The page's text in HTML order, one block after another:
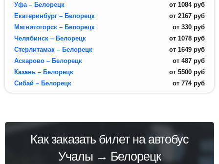
Уфа – Белорецк от 1084 руб
Екатеринбург – Белорецк
от 2167 руб
Магнитогорск – Белорецк
от 330 руб
Челябинск – Белорецк
от 1078 руб
Стерлитамак – Белорецк
от 1649 руб
Аскарово – Белорецк
от 487 руб
Казань – Белорецк
от 5500 руб
Сибай – Белорецк
от 774 руб
Как заказать билет на автобус
Учалы → Белорецк